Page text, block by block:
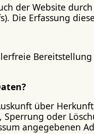
der Website
Die Erfassung
über
oder
angegebenen